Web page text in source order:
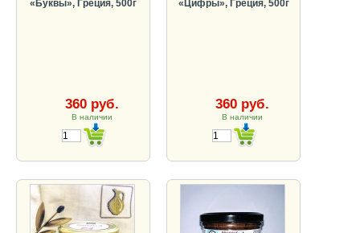
«Буквы», Греция, 500г
360 руб.
В наличии
«Цифры», Греция, 500г
360 руб.
В наличии